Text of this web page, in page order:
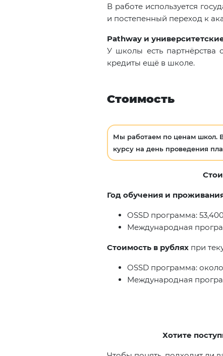
В работе используется
и постепенный переход к
Pathway и
У школы есть партнёрства
кредиты ещё в школе.
Стоимость
Мы работаем по ценам школ.
курсу на день проведения
Год обучения и
OSSD программа:
Международная
Стоимость в рублях при
OSSD программа:
Международная
Хотите